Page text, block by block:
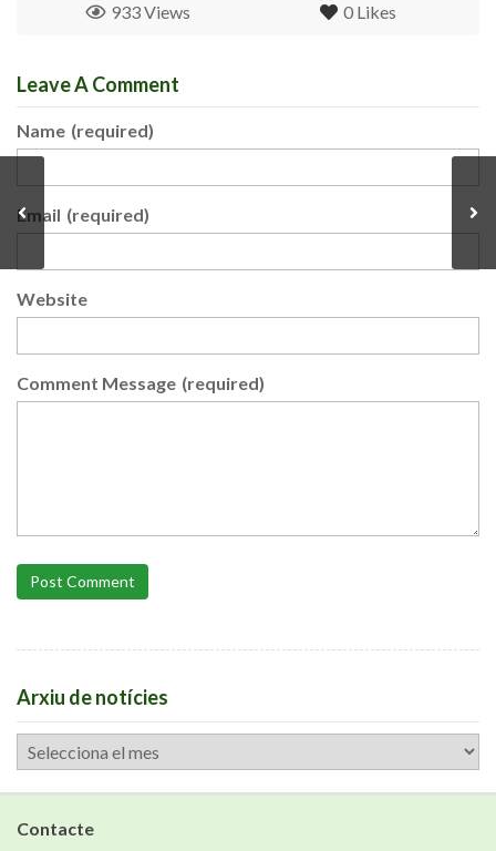
0 Likes
933 Views
Leave A Comment
Name (required)
Email (required)
Website
Comment Message (required)
Post Comment
Arxiu de notícies
Arxiu
de
notícies
Contacte